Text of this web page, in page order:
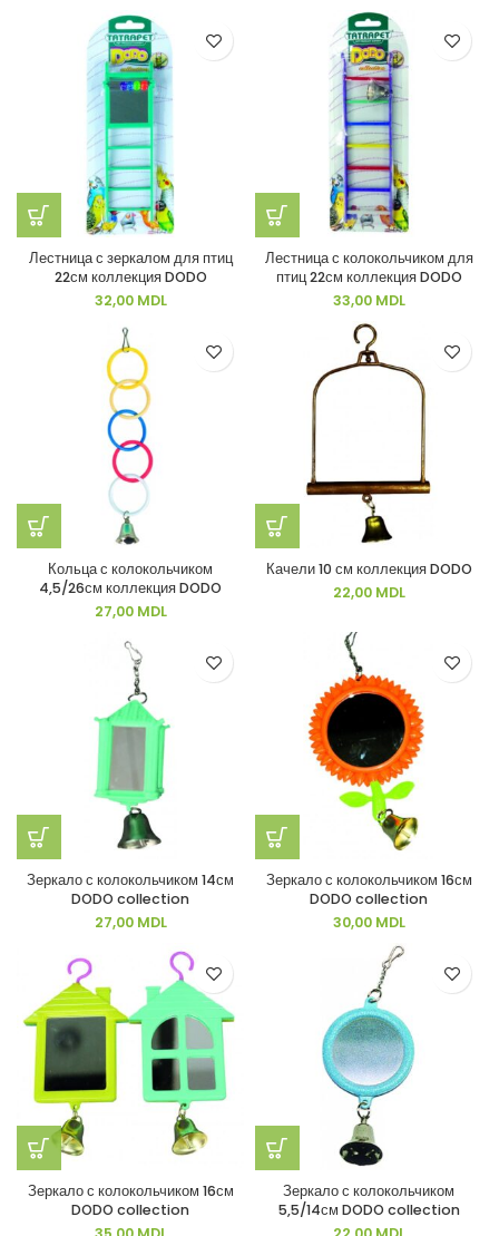
Лестница с зеркалом для птиц
22см коллекция DODO
32,00 MDL
Лестница с колокольчиком для
птиц 22см коллекция DODO
33,00 MDL
Кольца с колокольчиком
4,5/26см коллекция DODO
27,00 MDL
Качели 10 см коллекция DODO
22,00 MDL
Зеркало с колокольчиком 14см
DODO collection
27,00 MDL
Зеркало с колокольчиком 16см
DODO collection
30,00 MDL
Зеркало с колокольчиком 16см
DODO collection
Зеркало с колокольчиком
5,5/14см DODO collection